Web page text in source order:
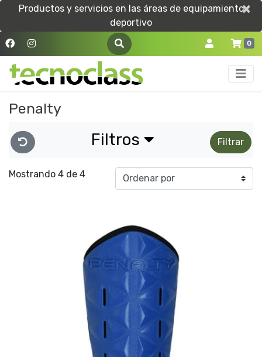
Productos y servicios en las áreas de equipamiento
deportivo
×
×
0
Penalty
Filtros Filtrar
Mostrando 4 de 4